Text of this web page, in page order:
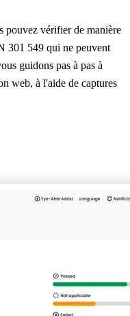
pouvez vérifier de manière
301 549 qui ne peuvent
guidons pas à pas à
web, à l'aide de captures